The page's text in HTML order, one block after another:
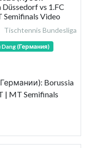
vs 1.FC
Video
Tischtennis Bundesliga
Dang (Германия)
Borussia
| MT Semifinals